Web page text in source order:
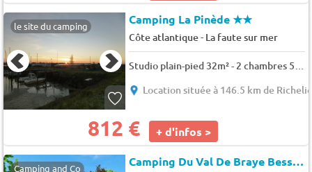
le site du camping Camping La Pinède★★
Côte atlantique- La faute sur mer
Studio plain-pied 32m² - 2 chambres 5 pers.
Location située à 146.5 km de
812 € + d'infos >
Camping and Co Camping Du Val De Braye Bessé-Sur-Braye